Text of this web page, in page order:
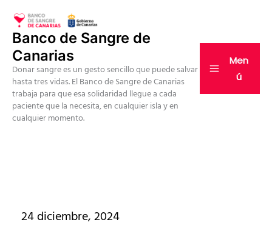
contenido
Banco de Sangre de
Canarias
Donar sangre es un gesto sencillo que puede salvar
hasta tres vidas. El Banco de Sangre de Canarias
trabaja para que esa solidaridad llegue a cada
paciente que la necesita, en cualquier isla y en
cualquier momento.
Men
ú
24 diciembre, 2024